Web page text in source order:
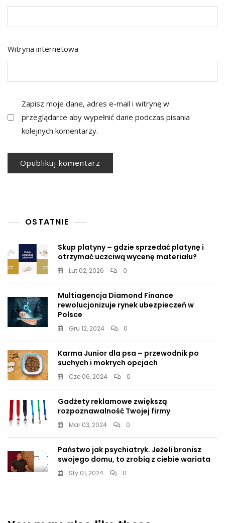
Witryna internetowa
Zapisz moje dane, adres e-mail i witrynę w
przeglądarce aby wypełnić dane podczas pisania
kolejnych komentarzy.
OSTATNIE
Skup platyny – gdzie sprzedać platynę i
otrzymać uczciwą wycenę materiału?
Lut 02, 2026 0
Multiagencja Diamond Finance
rewolucjonizuje rynek ubezpieczeń w
Polsce
Gru 12, 2024 0
Karma Junior dla psa – przewodnik po
suchych i mokrych opcjach
Cze 06, 2024 0
Gadżety reklamowe zwiększą
rozpoznawalność Twojej firmy
Mar 03, 2024 0
Państwo jak psychiatryk. Jeżeli bronisz
swojego domu, to zrobią z ciebie wariata
Sty 01, 2024 0